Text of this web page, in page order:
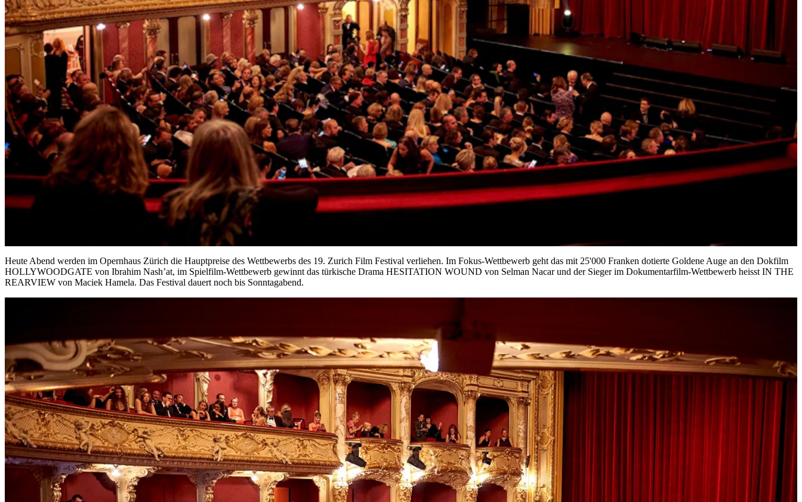
Heute Abend werden im Opernhaus Zürich die Hauptpreise des Wettbewerbs des 19. Zurich Film Festival verliehen. Im Fokus-Wettbewerb geht das mit 25'000 Franken dotierte Goldene Auge an den Dokfilm
HOLLYWOODGATE von Ibrahim Nash’at, im Spielfilm-Wettbewerb gewinnt das türkische Drama HESITATION WOUND von Selman Nacar und der Sieger im Dokumentarfilm-Wettbewerb heisst IN THE
REARVIEW von Maciek Hamela. Das Festival dauert noch bis Sonntagabend.